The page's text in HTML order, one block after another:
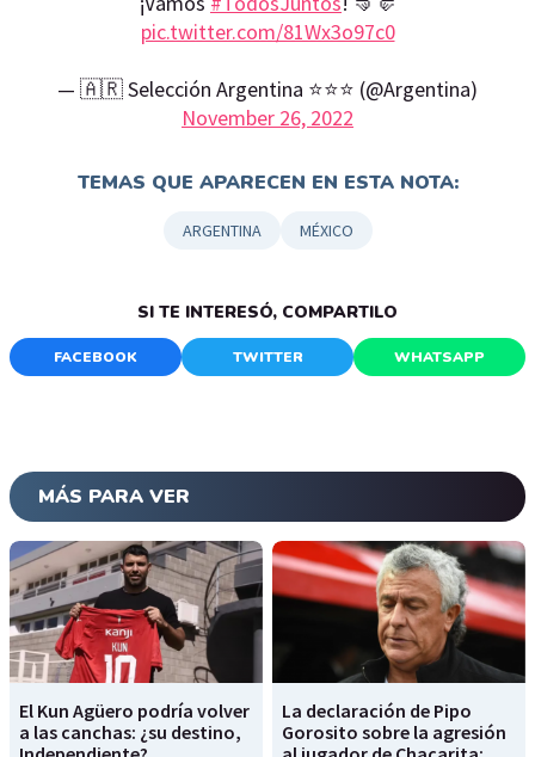
pic.twitter.com/81Wx3o97c0
— 🇦🇷 Selección Argentina ⭐⭐⭐ (@Argentina)
November 26, 2022
TEMAS QUE APARECEN EN ESTA NOTA:
ARGENTINA MÉXICO
SI TE INTERESÓ, COMPARTILO
FACEBOOK TWITTER WHATSAPP
MÁS PARA VER
El Kun Agüero podría volver
a las canchas: ¿su destino,
La declaración de Pipo
Gorosito sobre la agresión